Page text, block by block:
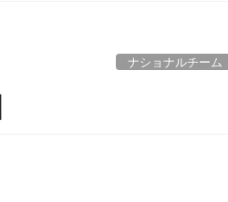
ナショナルチーム